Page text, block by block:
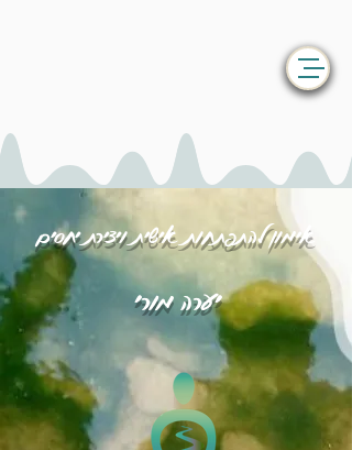
אימון להתפתחות אישית ויצירת יחסים
יערה מורי